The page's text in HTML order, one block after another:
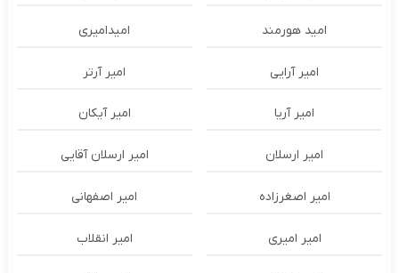
امید هورمند امیدامیری
امیر آرایی امیر آرتر
امیر آریا امیر آیکان
امیر ارسلان امیر ارسلان آقایی
امیر اصغرزاده امیر اصفهانی
امیر امیری امیر انقلاب